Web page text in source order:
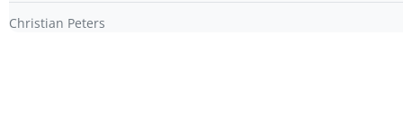
Christian Peters